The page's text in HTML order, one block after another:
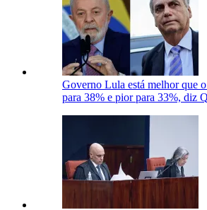
Governo Lula está melhor que
para 38% e pior para 33%, diz